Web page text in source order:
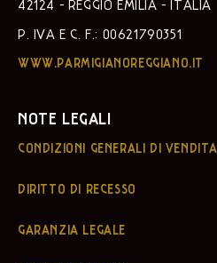
42124 - REGGIO EMILIA - ITALIA
P. IVA E C. F.: 00621790351
WWW.PARMIGIANOREGGIANO.IT
NOTE LEGALI
CONDIZIONI GENERALI DI VENDITA
DIRITTO DI RECESSO
GARANZIA LEGALE